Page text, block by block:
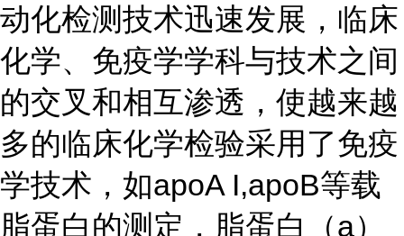
动化检测技术迅速发展，临床
化学、免疫学学科与技术之间
的交叉和相互渗透，使越来越
多的临床化学检验采用了免疫
学技术，如apoA I,apoB等载
脂蛋白的测定，脂蛋白（a）